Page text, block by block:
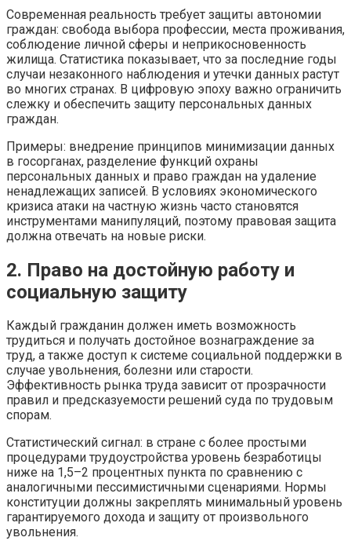
Современная реальность требует защиты автономии
граждан: свобода выбора профессии, места проживания,
соблюдение личной сферы и неприкосновенность
жилища. Статистика показывает, что за последние годы
случаи незаконного наблюдения и утечки данных растут
во многих странах. В цифровую эпоху важно ограничить
слежку и обеспечить защиту персональных данных
граждан.
Примеры: внедрение принципов минимизации данных
в госорганах, разделение функций охраны
персональных данных и право граждан на удаление
ненадлежащих записей. В условиях экономического
кризиса атаки на частную жизнь часто становятся
инструментами манипуляций, поэтому правовая защита
должна отвечать на новые риски.
2. Право на достойную работу и
социальную защиту
Каждый гражданин должен иметь возможность
трудиться и получать достойное вознаграждение за
труд, а также доступ к системе социальной поддержки в
случае увольнения, болезни или старости.
Эффективность рынка труда зависит от прозрачности
правил и предсказуемости решений суда по трудовым
спорам.
Статистический сигнал: в стране с более простыми
процедурами трудоустройства уровень безработицы
ниже на 1,5–2 процентных пункта по сравнению с
аналогичными пессимистичными сценариями. Нормы
конституции должны закреплять минимальный уровень
гарантируемого дохода и защиту от произвольного
увольнения.